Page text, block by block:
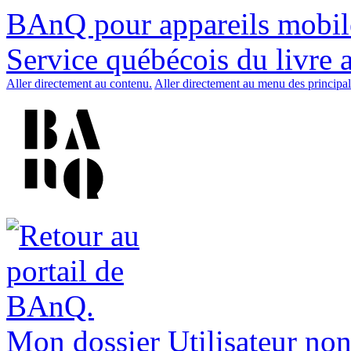
BAnQ pour appareils
Service québécois du livre
Aller directement au contenu. Aller directement au menu des
Mon dossier Utilisateur